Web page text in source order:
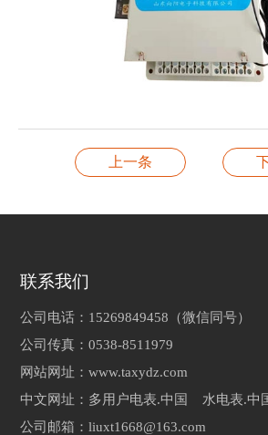
上一条
联系我们
公司电话：15269849458（微信同号）
公司传真：0538-8511979
网站网址：www.taxydz.com
中文网址：多用户电表.中国 水电表.中
公司邮箱：liuxt1668@163.com